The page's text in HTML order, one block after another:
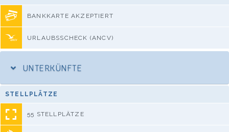
BANKKARTE AKZEPTIERT
URLAUBSSCHECK (ANCV)
UNTERKÜNFTE
STELLPLÄTZE
55 STELLPLÄTZE